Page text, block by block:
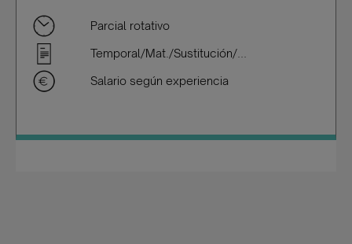
Parcial rotativo
Temporal/Mat./Sustitución/...
Salario según experiencia